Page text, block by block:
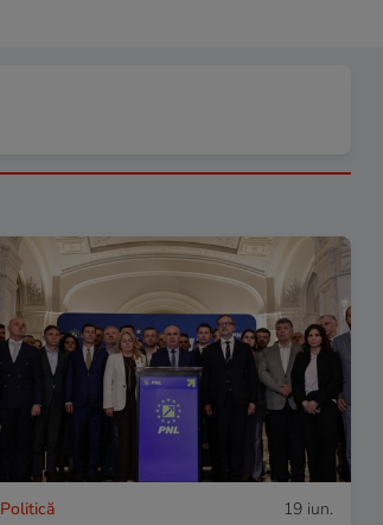
Politică 19 iun.